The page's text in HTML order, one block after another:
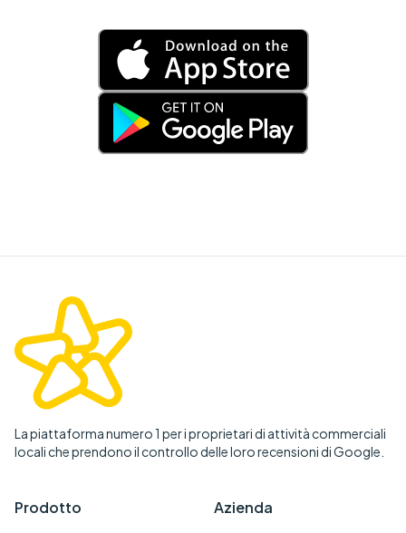
La piattaforma numero 1 per i proprietari di attività commerciali
locali che prendono il controllo delle loro recensioni di Google.
Prodotto Azienda